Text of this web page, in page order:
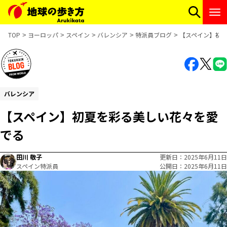
TOP ヨーロッパ スペイン バレンシア 特派員ブログ 【スペイン】初
バレンシア
【スペイン】初夏を彩る美しい花々を愛
でる
田川 敬子
スペイン特派員
更新日
2025年6月11日
公開日
2025年6月11日